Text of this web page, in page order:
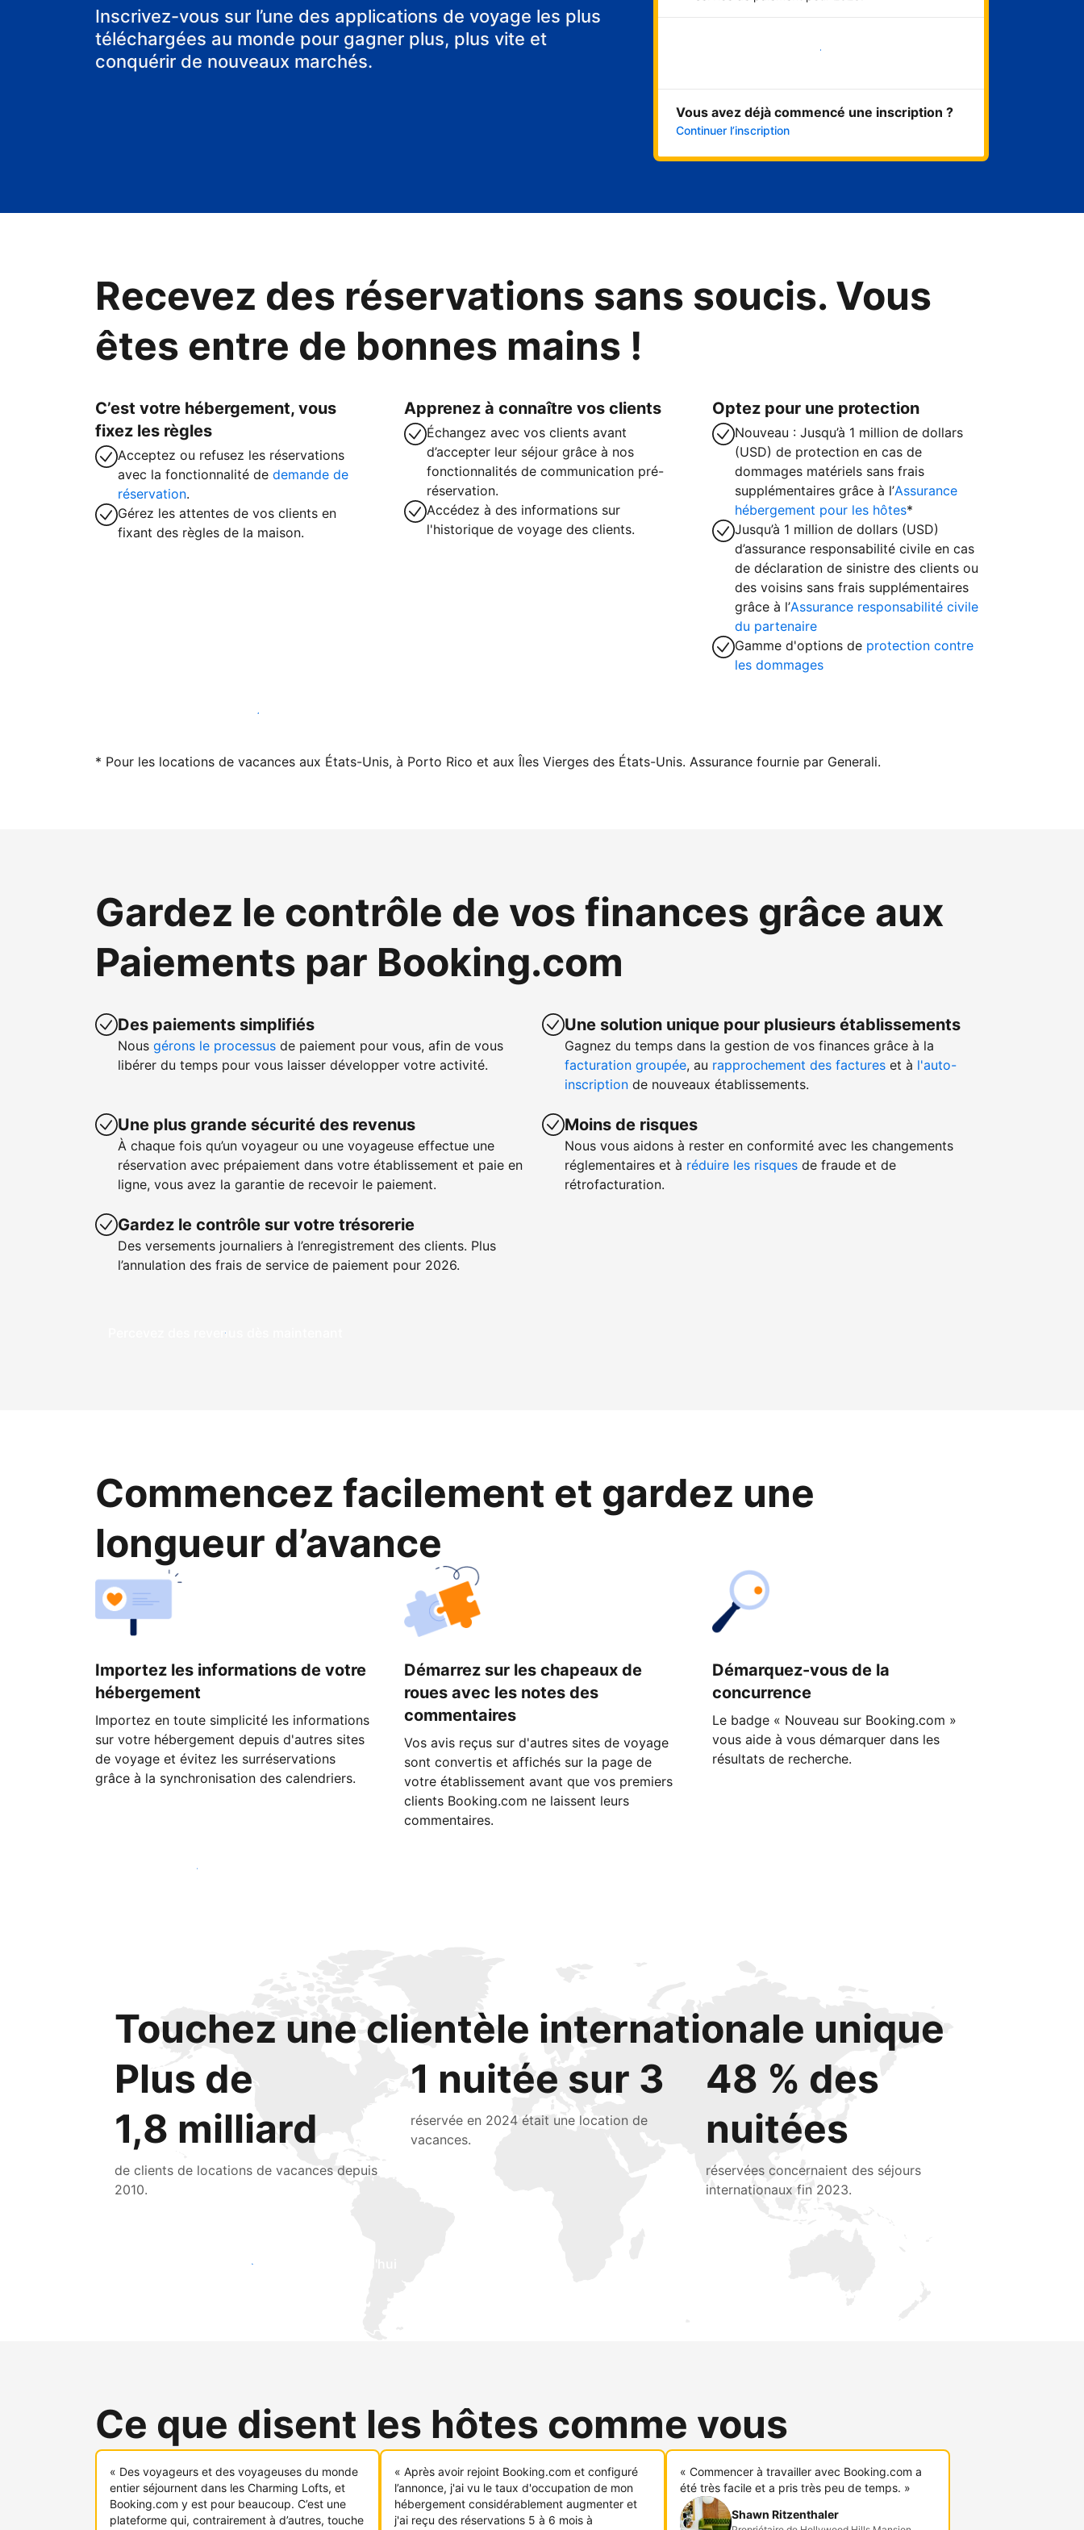
chambre d'hôtes
Inscrivez-vous sur l’une des applications de voyage les plus
téléchargées au monde pour gagner plus, plus vite et
conquérir de nouveaux marchés.
Démarrer maintenant
Vous avez déjà commencé une inscription ?
Continuer l’inscription
Recevez des réservations sans soucis. Vous
êtes entre de bonnes mains !
C’est votre hébergement, vous
fixez les règles
Acceptez ou refusez les réservations
avec la fonctionnalité de demande de
réservation.
Gérez les attentes de vos clients en
fixant des règles de la maison.
Apprenez à connaître vos clients
Échangez avec vos clients avant
d’accepter leur séjour grâce à nos
fonctionnalités de communication pré-
réservation.
Accédez à des informations sur
l'historique de voyage des clients.
Optez pour une protection
Nouveau : Jusqu’à 1 million de dollars
(USD) de protection en cas de
dommages matériels sans frais
supplémentaires grâce à l’Assurance
hébergement pour les hôtes*
Jusqu’à 1 million de dollars (USD)
d’assurance responsabilité civile en cas
de déclaration de sinistre des clients ou
des voisins sans frais supplémentaires
grâce à l’Assurance responsabilité civile
du partenaire
Gamme d'options de protection contre
les dommages
Accueillez des clients avec nous dès maintenant
* Pour les locations de vacances aux États-Unis, à Porto Rico et aux Îles Vierges des États-Unis. Assurance fournie par Generali.
Gardez le contrôle de vos finances grâce aux
Paiements par Booking.com
Des paiements simplifiés
Nous gérons le processus de paiement pour vous, afin de vous
libérer du temps pour vous laisser développer votre activité.
Une plus grande sécurité des revenus
À chaque fois qu’un voyageur ou une voyageuse effectue une
réservation avec prépaiement dans votre établissement et paie en
ligne, vous avez la garantie de recevoir le paiement.
Gardez le contrôle sur votre trésorerie
Des versements journaliers à l’enregistrement des clients. Plus
l’annulation des frais de service de paiement pour 2026.
Une solution unique pour plusieurs établissements
Gagnez du temps dans la gestion de vos finances grâce à la
facturation groupée, au rapprochement des factures et à l'auto-
inscription de nouveaux établissements.
Moins de risques
Nous vous aidons à rester en conformité avec les changements
réglementaires et à réduire les risques de fraude et de
rétrofacturation.
Percevez des revenus dès maintenant
Commencez facilement et gardez une
longueur d’avance
Importez les informations de votre
hébergement
Importez en toute simplicité les informations
sur votre hébergement depuis d'autres sites
de voyage et évitez les surréservations
grâce à la synchronisation des calendriers.
Démarrez sur les chapeaux de
roues avec les notes des
commentaires
Vos avis reçus sur d'autres sites de voyage
sont convertis et affichés sur la page de
votre établissement avant que vos premiers
clients Booking.com ne laissent leurs
commentaires.
Démarquez-vous de la
concurrence
Le badge « Nouveau sur Booking.com »
vous aide à vous démarquer dans les
résultats de recherche.
Lancez-vous dès aujourd'hui
Touchez une clientèle internationale unique
Plus de
1,8 milliard
de clients de locations de vacances depuis
2010.
1 nuitée sur 3
réservée en 2024 était une location de
vacances.
48 % des
nuitées
réservées concernaient des séjours
internationaux fin 2023.
Touchez une nouvelle clientèle dès aujourd'hui
Ce que disent les hôtes comme vous
« Des voyageurs et des voyageuses du monde
entier séjournent dans les Charming Lofts, et
Booking.com y est pour beaucoup. C’est une
plateforme qui, contrairement à d’autres, touche
« Après avoir rejoint Booking.com et configuré
l’annonce, j'ai vu le taux d'occupation de mon
hébergement considérablement augmenter et
j'ai reçu des réservations 5 à 6 mois à
« Commencer à travailler avec Booking.com a
été très facile et a pris très peu de temps. »
Shawn Ritzenthaler